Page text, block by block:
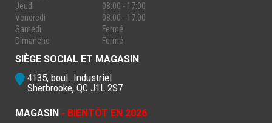
Jeudi
08:00 - 17:00
Vendredi
08:00 - 17:00
Samedi
Fermé
Dimanche
Fermé
SIÈGE SOCIAL ET MAGASIN
4135, boul. Industriel
Sherbrooke, QC J1L 2S7
MAGASIN - BIENTÔT EN 2026